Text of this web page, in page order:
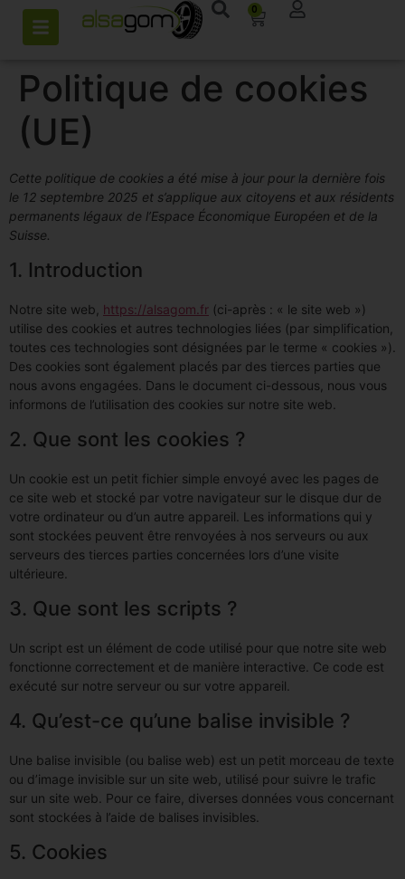
0
Politique de cookies
(UE)
Cette politique de cookies a été mise à jour pour la dernière fois
le 12 septembre 2025 et s’applique aux citoyens et aux résidents
permanents légaux de l’Espace Économique Européen et de la
Suisse.
1. Introduction
Notre site web, https://alsagom.fr (ci-après : « le site web »)
utilise des cookies et autres technologies liées (par simplification,
toutes ces technologies sont désignées par le terme « cookies »).
Des cookies sont également placés par des tierces parties que
nous avons engagées. Dans le document ci-dessous, nous vous
informons de l’utilisation des cookies sur notre site web.
2. Que sont les cookies ?
Un cookie est un petit fichier simple envoyé avec les pages de
ce site web et stocké par votre navigateur sur le disque dur de
votre ordinateur ou d’un autre appareil. Les informations qui y
sont stockées peuvent être renvoyées à nos serveurs ou aux
serveurs des tierces parties concernées lors d’une visite
ultérieure.
3. Que sont les scripts ?
Un script est un élément de code utilisé pour que notre site web
fonctionne correctement et de manière interactive. Ce code est
exécuté sur notre serveur ou sur votre appareil.
4. Qu’est-ce qu’une balise invisible ?
Une balise invisible (ou balise web) est un petit morceau de texte
ou d’image invisible sur un site web, utilisé pour suivre le trafic
sur un site web. Pour ce faire, diverses données vous concernant
sont stockées à l’aide de balises invisibles.
5. Cookies